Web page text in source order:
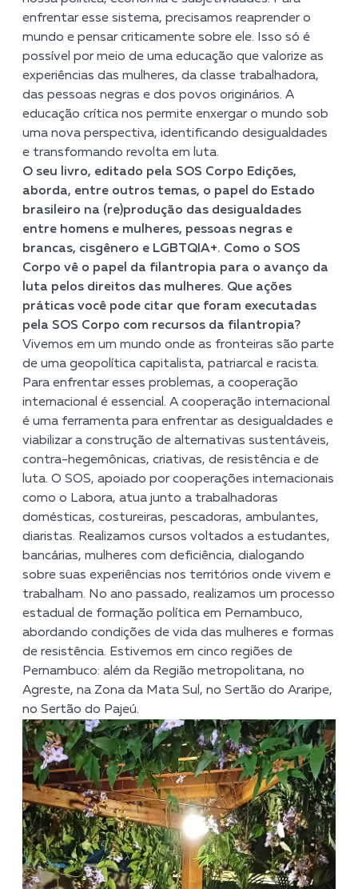
enfrentar esse sistema, precisamos reaprender o
mundo e pensar criticamente sobre ele. Isso só é
possível por meio de uma educação que valorize as
experiências das mulheres, da classe trabalhadora,
das pessoas negras e dos povos originários. A
educação crítica nos permite enxergar o mundo sob
uma nova perspectiva, identificando desigualdades
e transformando revolta em luta.
O seu livro, editado pela SOS Corpo Edições,
aborda, entre outros temas, o papel do Estado
brasileiro na (re)produção das desigualdades
entre homens e mulheres, pessoas negras e
brancas, cisgênero e LGBTQIA+. Como o SOS
Corpo vê o papel da filantropia para o avanço da
luta pelos direitos das mulheres. Que ações
práticas você pode citar que foram executadas
pela SOS Corpo com recursos da filantropia?
Vivemos em um mundo onde as fronteiras são parte
de uma geopolítica capitalista, patriarcal e racista.
Para enfrentar esses problemas, a cooperação
internacional é essencial. A cooperação internacional
é uma ferramenta para enfrentar as desigualdades e
viabilizar a construção de alternativas sustentáveis,
contra-hegemônicas, criativas, de resistência e de
luta. O SOS, apoiado por cooperações internacionais
como o Labora, atua junto a trabalhadoras
domésticas, costureiras, pescadoras, ambulantes,
diaristas. Realizamos cursos voltados a estudantes,
bancárias, mulheres com deficiência, dialogando
sobre suas experiências nos territórios onde vivem e
trabalham. No ano passado, realizamos um processo
estadual de formação política em Pernambuco,
abordando condições de vida das mulheres e formas
de resistência. Estivemos em cinco regiões de
Pernambuco: além da Região metropolitana, no
Agreste, na Zona da Mata Sul, no Sertão do Araripe,
no Sertão do Pajeú.